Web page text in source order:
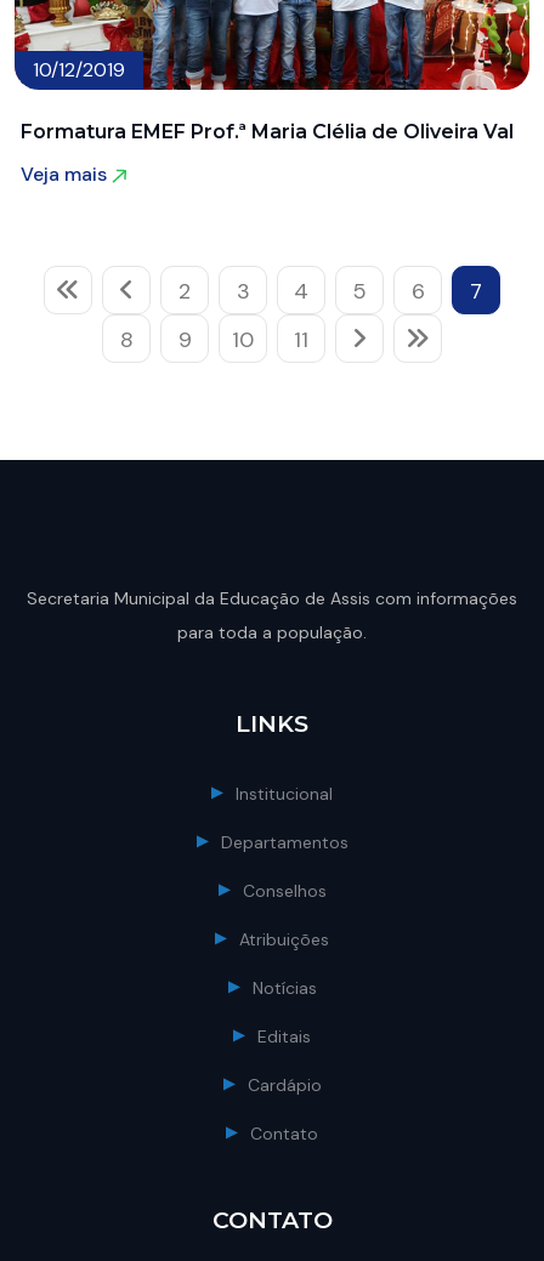
10/12/2019
Formatura EMEF Prof.ª Maria Clélia de Oliveira Val
Veja mais
2 3 4 5 6
7
8
9 10 11
Secretaria Municipal da Educação de Assis com informações
para toda a população.
LINKS
Institucional
Departamentos
Conselhos
Atribuições
Notícias
Editais
Cardápio
Contato
CONTATO